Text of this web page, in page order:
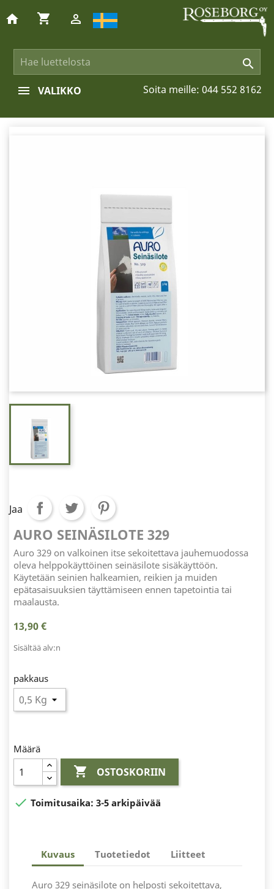

home shopping_cart 
Soita meille: 044 552 8162
VALIKKO
Jaa
AURO SEINÄSILOTE 329
Auro 329 on valkoinen itse sekoitettava jauhemuodossa
oleva helppokäyttöinen seinäsilote sisäkäyttöön.
Käytetään seinien halkeamien, reikien ja muiden
epätasaisuuksien täyttämiseen ennen tapetointia tai
maalausta.
13,90 €
Sisältää alv:n
pakkaus
Määrä
 OSTOSKORIIN
 Toimitusaika: 3-5 arkipäivää
Kuvaus Tuotetiedot Liitteet
Auro 329 seinäsilote on helposti sekoitettava,